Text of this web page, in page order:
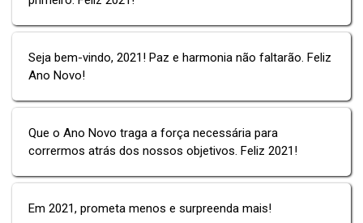
Seja bem-vindo, 2021! Paz e harmonia não faltarão. Feliz
Ano Novo!
Que o Ano Novo traga a força necessária para
corrermos atrás dos nossos objetivos. Feliz 2021!
Em 2021, prometa menos e surpreenda mais!